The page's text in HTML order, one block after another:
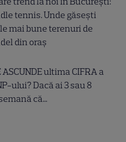
tennis. Unde găsești
mai bune terenuri de
din oraș
ASCUNDE ultima CIFRA a
ului? Dacă ai 3 sau 8
că...